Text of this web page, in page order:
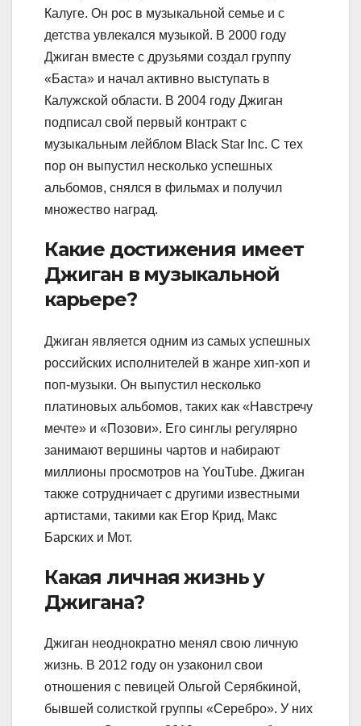
Калуге. Он рос в музыкальной семье и с
детства увлекался музыкой. В 2000 году
Джиган вместе с друзьями создал группу
«Баста» и начал активно выступать в
Калужской области. В 2004 году Джиган
подписал свой первый контракт с
музыкальным лейблом Black Star Inc. С тех
пор он выпустил несколько успешных
альбомов, снялся в фильмах и получил
множество наград.
Какие достижения имеет
Джиган в музыкальной
карьере?
Джиган является одним из самых успешных
российских исполнителей в жанре хип-хоп и
поп-музыки. Он выпустил несколько
платиновых альбомов, таких как «Навстречу
мечте» и «Позови». Его синглы регулярно
занимают вершины чартов и набирают
миллионы просмотров на YouTube. Джиган
также сотрудничает с другими известными
артистами, такими как Егор Крид, Макс
Барских и Мот.
Какая личная жизнь у
Джигана?
Джиган неоднократно менял свою личную
жизнь. В 2012 году он узаконил свои
отношения с певицей Ольгой Серябкиной,
бывшей солисткой группы «Серебро». У них